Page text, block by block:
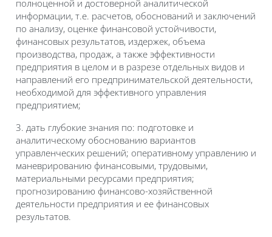
полноценной и достоверной аналитической
информации, т.е. расчетов, обоснований и заключений
по анализу, оценке финансовой устойчивости,
финансовых результатов, издержек, объема
производства, продаж, а также эффективности
предприятия в целом и в разрезе отдельных видов и
направлений его предпринимательской деятельности,
необходимой для эффективного управления
предприятием;
3. дать глубокие знания по: подготовке и
аналитическому обоснованию вариантов
управленческих решений; оперативному управлению и
маневрированию финансовыми, трудовыми,
материальными ресурсами предприятия;
прогнозированию финансово-хозяйственной
деятельности предприятия и ее финансовых
результатов.